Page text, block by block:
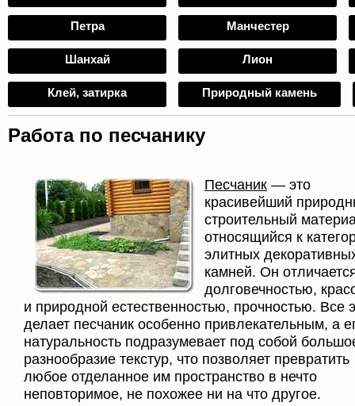
Петра Манчестер
Шанхай Лион
Клей, затирка Природный камень
Работа по песчанику
Песчаник — это
красивейший
строительный
относящийся к
элитных
камней. Он
долговечностью,
и природной естественностью, прочностью. Все
делает песчаник особенно привлекательным, а
натуральность подразумевает под собой
разнообразие текстур, что позволяет превратить
любое отделанное им пространство в нечто
неповторимое, не похожее ни на что другое.